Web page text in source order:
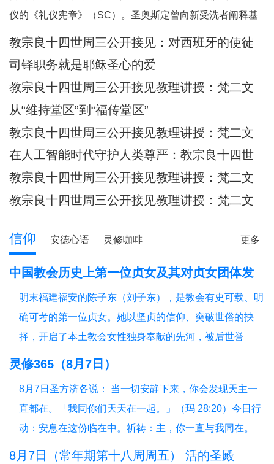
仪的《礼仪宪章》（SC）。圣奥斯定曾向新受洗者阐释基
督身体的奥迹，他引用了我们刚刚听到的圣保禄的这句经
12:27）他继而说道：“你们所领受的，正是属
教宗良十四世周三公开接见：​对西班牙的使徒
牧灵访问的反省
司铎职务就是耶稣圣心的爱
教宗良十四世周三公开接见教理讲授：梵二文
献 III：《礼仪宪章》
从“维持堂区”到“福传堂区”
教宗良十四世周三公开接见教理讲授：梵二文
献 III：《礼仪宪章》
在人工智能时代守护人类尊严：教宗良十四世
首封通谕《伟大的人类》预先品尝
教宗良十四世周三公开接见教理讲授：梵二文
献 III：《礼仪宪章》
教宗良十四世周三公开接见教理讲授：梵二文
更多
信仰 安德心语 灵修咖啡
圣方济各的足迹 记忆之窗 解读人生
信仰分享
青年之友
青葱岁月 信仰见证
中国教会历史上第一位贞女及其对贞女团体发
明末福建福安的陈子东（刘子东），是教会有史可载、明
确可考的第一位贞女。她以坚贞的信仰、突破世俗的抉
择，开启了本土教会女性独身奉献的先河，被后世誉
为“中华第一朵童贞花”。其个人圣德与榜样力量，直接催
一、中华首位贞女：陈子东完整生平陈子东（1627—
1665），
灵修365（8月7日）
8月7日圣方济各说： 当一切安静下来，你会发现天主一
直都在。「我同你们天天在一起。」（玛 28:20）今日行
动：安息在这份临在中。祈祷：主，你一直与我同在。
另：8月8日圣方济各说：当灵魂不再抓紧自己，天主便成
8月7日（常年期第十八周周五） 活的圣殿